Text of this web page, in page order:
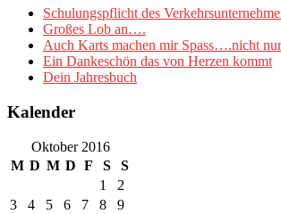
Schulungspflicht des
Großes Lob an….
Auch Karts machen mir Spass….nicht
Ein Dankeschön das von Herzen kommt
Dein Jahresbuch
Kalender
Oktober 2016
M D M D F S
S
1
2
3
4 5 6 7 8 9